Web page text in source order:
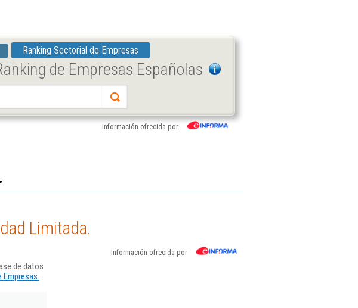
Ranking Sectorial de Empresas
de Empresas Españolas
Información ofrecida por
Limitada.
Información ofrecida por
de datos